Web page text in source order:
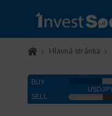
Hlavná stránka